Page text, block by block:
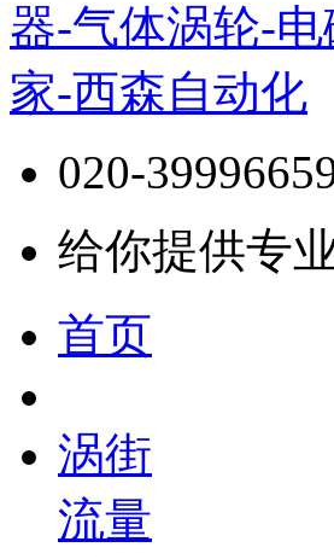
020-
给你提供专
首页
涡街
流量